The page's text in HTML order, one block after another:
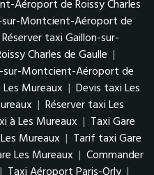
Aéroport de Roissy Charles
Montcient-Aéroport de
Réserver taxi Gaillon-sur-
Charles de Gaulle |
sur-Montcient-Aéroport de
Les Mureaux | Devis taxi Les
| Réserver taxi Les
à Les Mureaux | Taxi Gare
Mureaux | Tarif taxi Gare
Les Mureaux | Commander